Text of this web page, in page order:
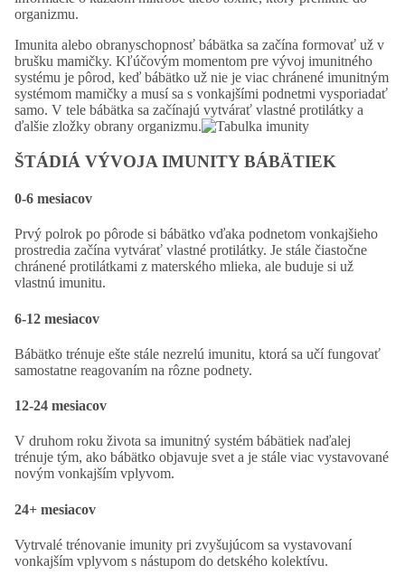
organizmu.
Imunita alebo obranyschopnosť bábätka sa začína formovať už v
brušku mamičky. Kľúčovým momentom pre vývoj imunitného
systému je pôrod, keď bábätko už nie je viac chránené imunitným
systémom mamičky a musí sa s vonkajšími podnetmi vysporiadať
samo. V tele bábätka sa začínajú vytvárať vlastné protilátky a
ďalšie zložky obrany organizmu.
ŠTÁDIÁ VÝVOJA IMUNITY BÁBÄTIEK
0-6 mesiacov
Prvý polrok po pôrode si bábätko vďaka podnetom vonkajšieho
prostredia začína vytvárať vlastné protilátky. Je stále čiastočne
chránené protilátkami z materského mlieka, ale buduje si už
vlastnú imunitu.
6-12 mesiacov
Bábätko trénuje ešte stále nezrelú imunitu, ktorá sa učí fungovať
samostatne reagovaním na rôzne podnety.
12-24 mesiacov
V druhom roku života sa imunitný systém bábätiek naďalej
trénuje tým, ako bábätko objavuje svet a je stále viac vystavované
novým vonkajším vplyvom.
24+ mesiacov
Vytrvalé trénovanie imunity pri zvyšujúcom sa vystavovaní
vonkajším vplyvom s nástupom do detského kolektívu.